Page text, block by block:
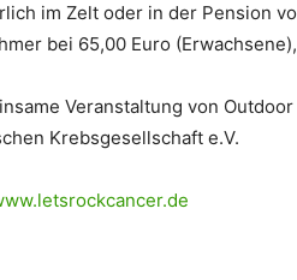
im Zelt oder in der Pension
bei 65,00 Euro
Veranstaltung von
Krebsgesellschaft e.V.